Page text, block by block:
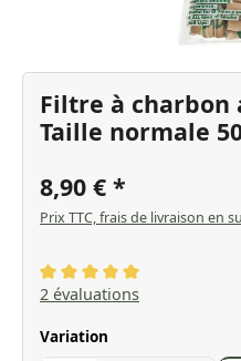
Filtre à charbon
Taille normale
8,90 €
Prix TTC, frais de livraison en
Note moyenne de 5 sur 5
2 évaluations
Sélectionnez
Variation